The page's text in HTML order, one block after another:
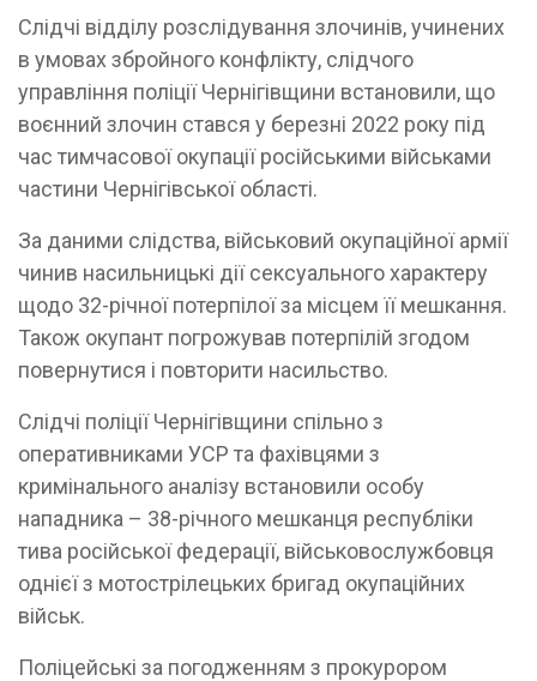
Слідчі відділу розслідування злочинів, учинених
в умовах збройного конфлікту, слідчого
управління поліції Чернігівщини встановили, що
воєнний злочин стався у березні 2022 року під
час тимчасової окупації російськими військами
частини Чернігівської області.
За даними слідства, військовий окупаційної армії
чинив насильницькі дії сексуального характеру
щодо 32-річної потерпілої за місцем її мешкання.
Також окупант погрожував потерпілій згодом
повернутися і повторити насильство.
Слідчі поліції Чернігівщини спільно з
оперативниками УСР та фахівцями з
кримінального аналізу встановили особу
нападника – 38-річного мешканця республіки
тива російської федерації, військовослужбовця
однієї з мотострілецьких бригад окупаційних
військ.
Поліцейські за погодженням з прокурором